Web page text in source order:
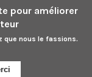
pour améliorer
que nous le fassions.
Prendre rdv